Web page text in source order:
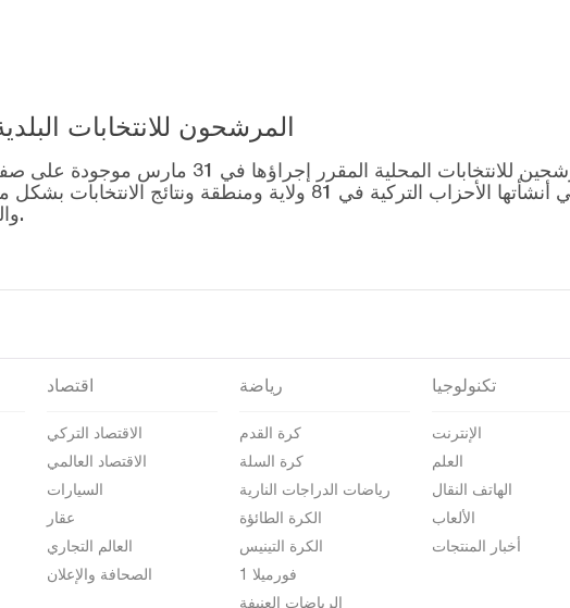
المرشحون للانتخابات البلدية المحلية –
قائمة رؤساء البلديات المرشحين للانتخابات
التصويت للتحالفات التي أنشأتها الأحزاب التركية في 81
والمرشحين على صفحة نتائج الانتخابات 2024.
اقتصاد
الاقتصاد التركي
الاقتصاد العالمي
السيارات
عقار
العالم التجاري
الصحافة والإعلان
رياضة
كرة القدم
كرة السلة
رياضات الدراجات النارية
الكرة الطائؤة
الكرة التينيس
فورميلا 1
الرياضات العنيفة
تكنولوجيا
الإنترنت
العلم
الهاتف النقال
الألعاب
أخبار المنتجات